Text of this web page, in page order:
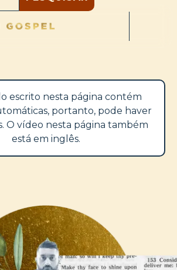
escrito nesta página contém
portanto, pode haver
O vídeo nesta página também
está em inglês.